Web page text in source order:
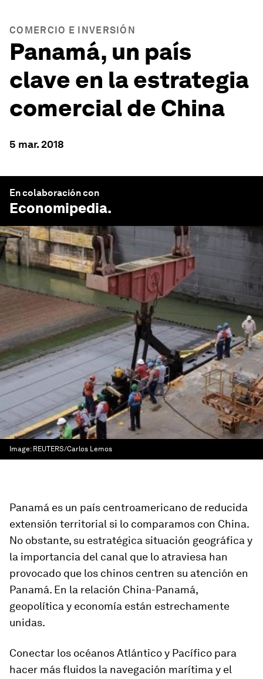
COMERCIO E INVERSIÓN
Panamá, un país
clave en la estrategia
comercial de China
5 mar. 2018
En colaboración con
Economipedia.
Image: REUTERS/Carlos Lemos
Panamá es un país centroamericano de reducida
extensión territorial si lo comparamos con China.
No obstante, su estratégica situación geográfica y
la importancia del canal que lo atraviesa han
provocado que los chinos centren su atención en
Panamá. En la relación China-Panamá,
geopolítica y economía están estrechamente
unidas.
Conectar los océanos Atlántico y Pacífico para
hacer más fluidos la navegación marítima y el